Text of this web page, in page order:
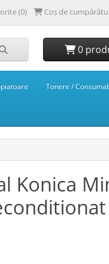
(0) Coș de
0
Tonere /
Konica